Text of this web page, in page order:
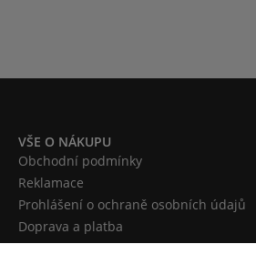
VŠE O NÁKUPU
Obchodní podmínky
Reklamace
Prohlášení o ochraně osobních údajů
Doprava a platba